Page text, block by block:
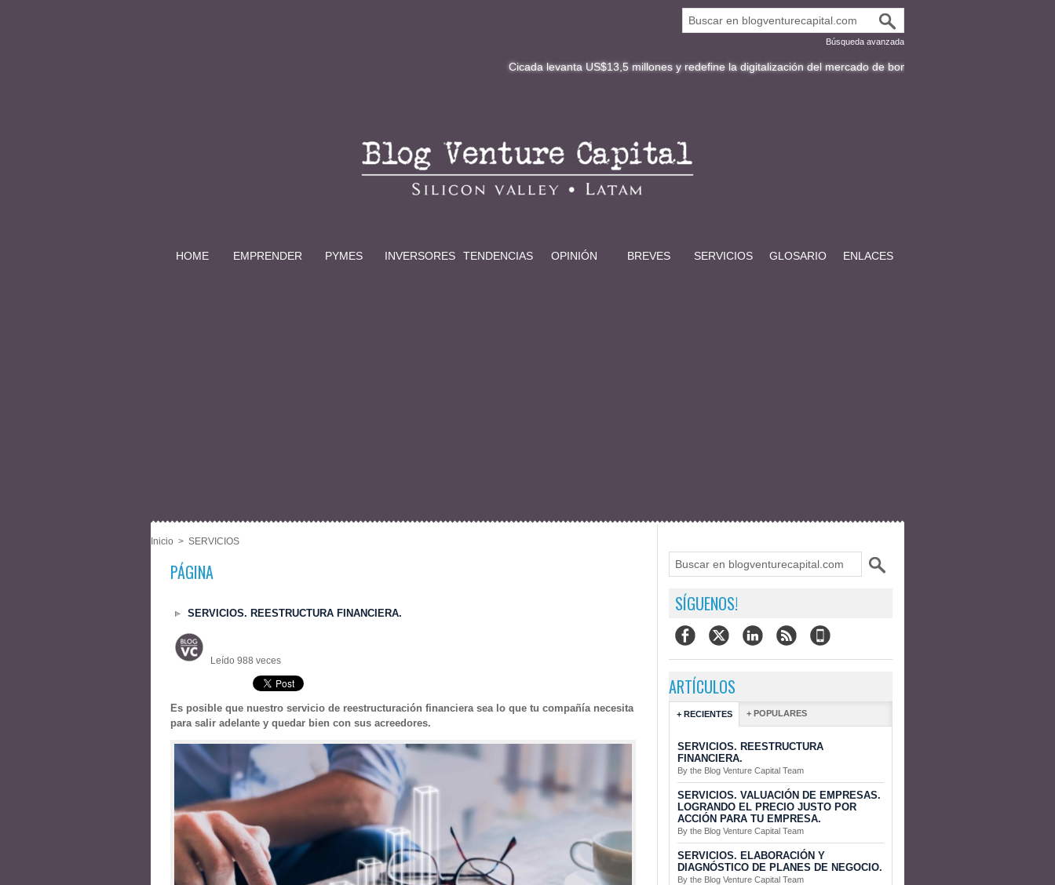
Búsqueda avanzada
Cicada levanta US$13,5 millones y redefine la digitalización del mercado de bonos en Latinoamérica
HOME EMPRENDER PYMES INVERSORES TENDENCIAS OPINIÓN BREVES SERVICIOS GLOSARIO ENLACES
Inicio > SERVICIOS
PÁGINA
SERVICIOS. REESTRUCTURA FINANCIERA.
Leído 988 veces
Es posible que nuestro servicio de reestructuración financiera sea lo que tu compañía necesita
para salir adelante y quedar bien con sus acreedores.
SÍGUENOS!
ARTÍCULOS
+ RECIENTES + POPULARES
SERVICIOS. REESTRUCTURA
FINANCIERA.
By the Blog Venture Capital Team
SERVICIOS. VALUACIÓN DE EMPRESAS.
LOGRANDO EL PRECIO JUSTO POR
ACCIÓN PARA TU EMPRESA.
By the Blog Venture Capital Team
SERVICIOS. ELABORACIÓN Y
DIAGNÓSTICO DE PLANES DE NEGOCIO.
By the Blog Venture Capital Team